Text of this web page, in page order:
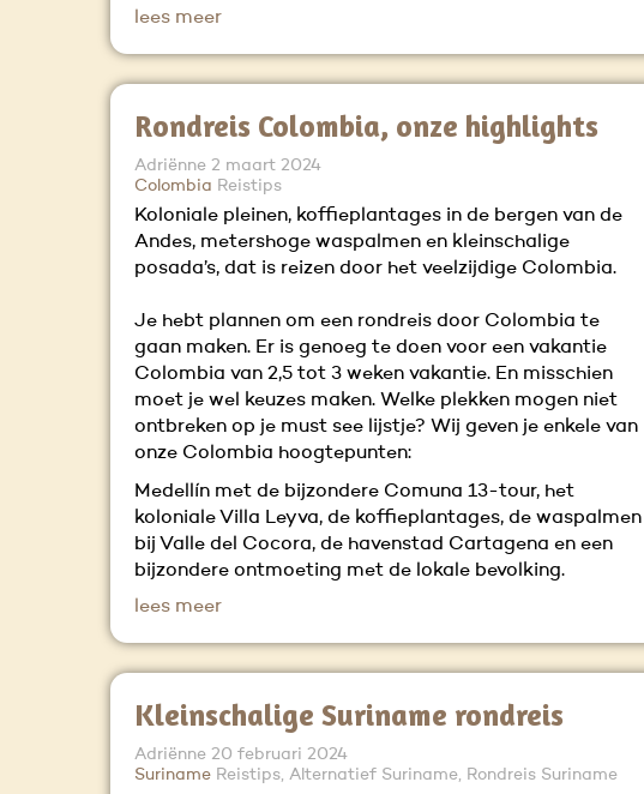
lees meer
Rondreis Colombia, onze highlights
Adriënne 2 maart 2024
Colombia Reistips
Koloniale pleinen, koffieplantages in de bergen van de
Andes, metershoge waspalmen en kleinschalige
posada’s, dat is reizen door het veelzijdige Colombia.
Je hebt plannen om een rondreis door Colombia te
gaan maken. Er is genoeg te doen voor een vakantie
Colombia van 2,5 tot 3 weken vakantie. En misschien
moet je wel keuzes maken. Welke plekken mogen niet
ontbreken op je must see lijstje? Wij geven je enkele van
onze Colombia hoogtepunten:
Medellín met de bijzondere Comuna 13-tour, het
koloniale Villa Leyva, de koffieplantages, de waspalmen
bij Valle del Cocora, de havenstad Cartagena en een
bijzondere ontmoeting met de lokale bevolking.
lees meer
Kleinschalige Suriname rondreis
Adriënne 20 februari 2024
Suriname Reistips, Alternatief Suriname, Rondreis Suriname